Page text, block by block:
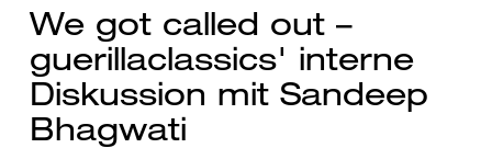
We got called out –
guerillaclassics' interne
Diskussion mit Sandeep
Bhagwati